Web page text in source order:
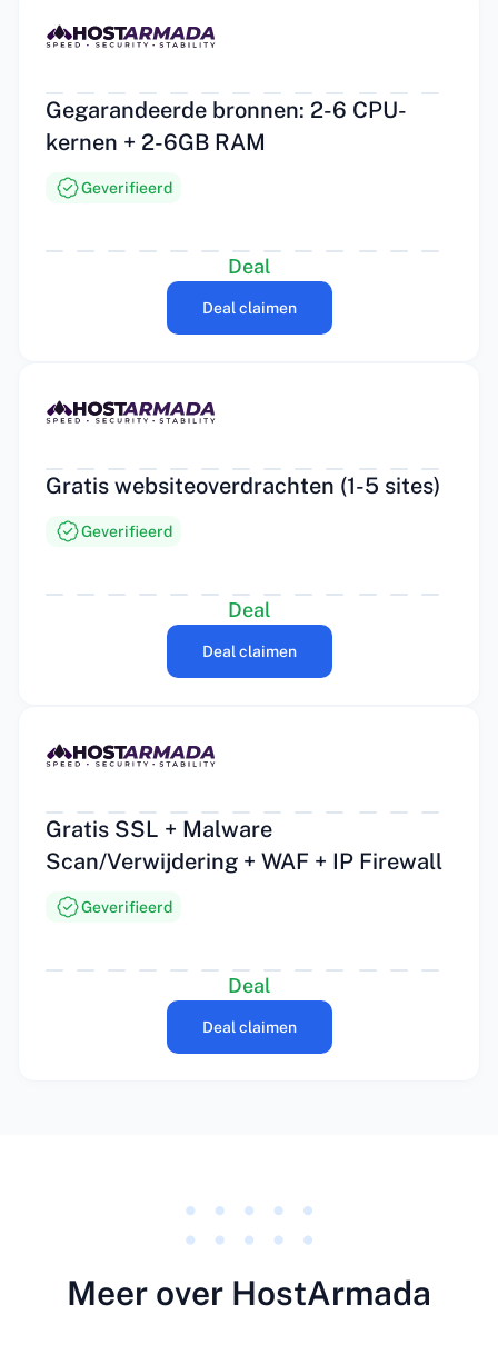
Gegarandeerde bronnen: 2-6 CPU-
kernen + 2-6GB RAM
Geverifieerd
Deal
Deal claimen
Gratis websiteoverdrachten (1-5 sites)
Geverifieerd
Deal
Deal claimen
Gratis SSL + Malware
Scan/Verwijdering + WAF + IP Firewall
Geverifieerd
Deal
Deal claimen
Meer over HostArmada